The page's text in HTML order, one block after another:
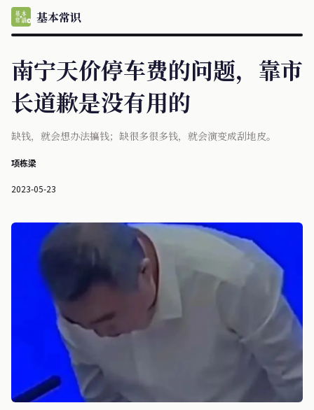
基本常识
南宁天价停车费的问题，靠市
长道歉是没有用的
‍缺钱，就会想办法搞钱；缺很多很多钱，就会演变成刮地皮。
项栋梁
2023-05-23